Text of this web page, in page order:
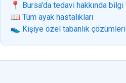
📍 Bursa'da tedavi hakkında bilgi
📖 Tüm ayak hastalıkları
👟 Kişiye özel tabanlık çözümleri